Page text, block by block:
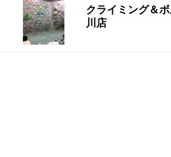
クライミング＆
川店